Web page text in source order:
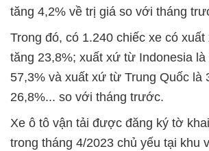
tăng 4,2% về trị giá so với tháng
Trong đó, có 1.240 chiếc xe có
tăng 23,8%; xuất xứ từ Indonesia là
57,3% và xuất xứ từ Trung Quốc là
26,8%... so với tháng trước.
Xe ô tô vận tải được đăng ký tờ
trong tháng 4/2023 chủ yếu tại khu